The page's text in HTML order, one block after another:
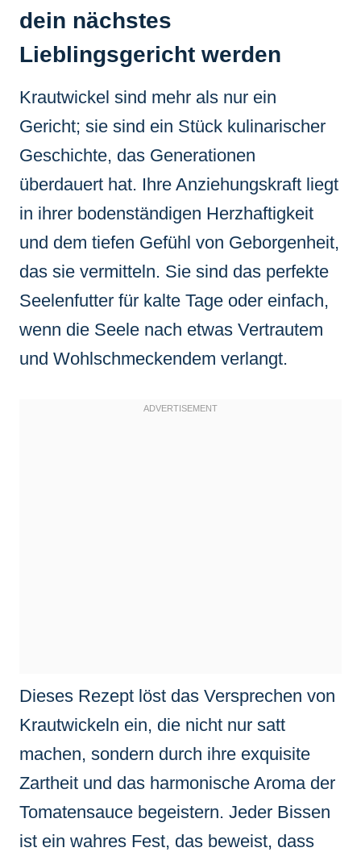
dein nächstes
Lieblingsgericht werden
Krautwickel sind mehr als nur ein
Gericht; sie sind ein Stück kulinarischer
Geschichte, das Generationen
überdauert hat. Ihre Anziehungskraft liegt
in ihrer bodenständigen Herzhaftigkeit
und dem tiefen Gefühl von Geborgenheit,
das sie vermitteln. Sie sind das perfekte
Seelenfutter für kalte Tage oder einfach,
wenn die Seele nach etwas Vertrautem
und Wohlschmeckendem verlangt.
Dieses Rezept löst das Versprechen von
Krautwickeln ein, die nicht nur satt
machen, sondern durch ihre exquisite
Zartheit und das harmonische Aroma der
Tomatensauce begeistern. Jeder Bissen
ist ein wahres Fest, das beweist, dass